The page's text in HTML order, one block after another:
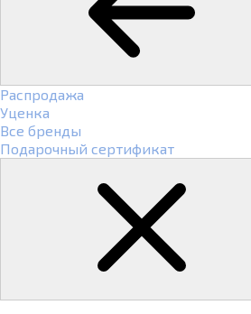
Распродажа
Уценка
Все бренды
Подарочный сертификат